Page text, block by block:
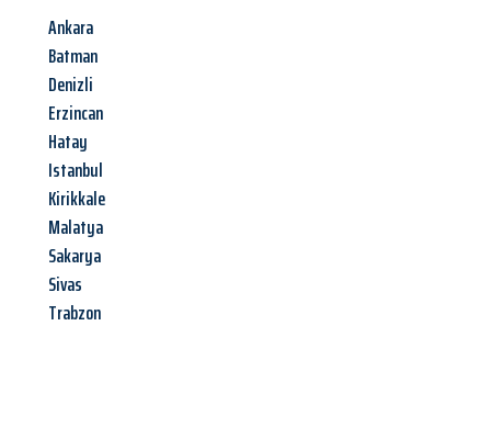
Ankara
Batman
Denizli
Erzincan
Hatay
Istanbul
Kirikkale
Malatya
Sakarya
Sivas
Trabzon